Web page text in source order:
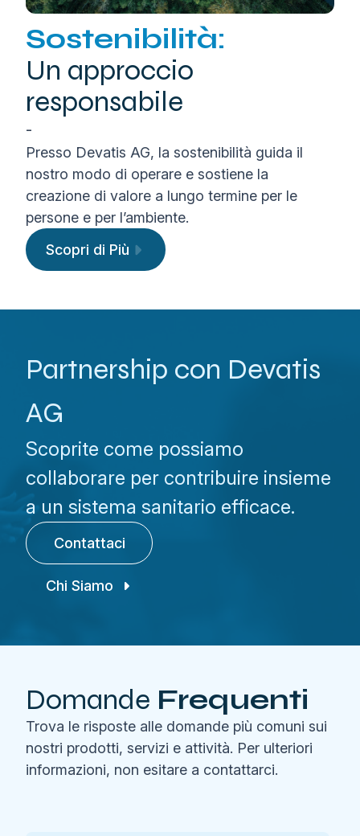
Sostenibilità:
Un approccio
responsabile
-
Presso Devatis AG, la sostenibilità guida il
nostro modo di operare e sostiene la
creazione di valore a lungo termine per le
persone e per l’ambiente.
Scopri di Più
Partnership con Devatis
AG
Scoprite come possiamo
collaborare per contribuire insieme
a un sistema sanitario efficace.
Contattaci
Chi Siamo
Domande Frequenti
Trova le risposte alle domande più comuni sui
nostri prodotti, servizi e attività. Per ulteriori
informazioni, non esitare a contattarci.